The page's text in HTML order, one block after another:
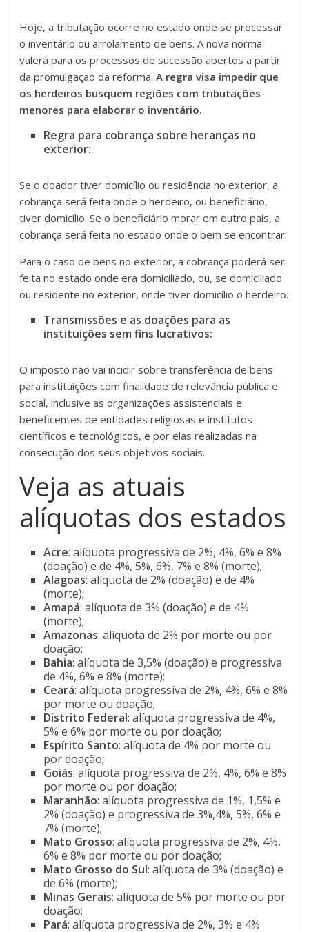
Hoje, a tributação ocorre no estado onde se processar
o inventário ou arrolamento de bens. A nova norma
valerá para os processos de sucessão abertos a partir
da promulgação da reforma.A regra visa impedir que
os herdeiros busquem regiões com tributações
menores para elaborar o inventário.
Regra para cobrança sobre heranças no
exterior:
Se o doador tiver domicílio ou residência no exterior, a
cobrança será feita onde o herdeiro, ou beneficiário,
tiver domicílio. Se o beneficiário morar em outro país, a
cobrança será feita no estado onde o bem se encontrar.
Para o caso de bens no exterior, a cobrança poderá ser
feita no estado onde era domiciliado, ou, se domiciliado
ou residente no exterior, onde tiver domicílio o herdeiro.
Transmissões e as doações para as
instituições sem fins lucrativos:
O imposto não vai incidir sobre transferência de bens
para instituições com finalidade de relevância pública e
social, inclusive as organizações assistenciais e
beneficentes de entidades religiosas e institutos
científicos e tecnológicos, e por elas realizadas na
consecução dos seus objetivos sociais.
Veja as atuais
alíquotas dos estados
Acre: alíquota progressiva de 2%, 4%, 6% e 8%
(doação) e de 4%, 5%, 6%, 7% e 8% (morte);
Alagoas: alíquota de 2% (doação) e de 4%
(morte);
Amapá: alíquota de 3% (doação) e de 4%
(morte);
Amazonas: alíquota de 2% por morte ou por
doação;
Bahia: alíquota de 3,5% (doação) e progressiva
de 4%, 6% e 8% (morte);
Ceará: alíquota progressiva de 2%, 4%, 6% e 8%
por morte ou doação;
Distrito Federal: alíquota progressiva de 4%,
5% e 6% por morte ou por doação;
Espírito Santo: alíquota de 4% por morte ou
por doação;
Goiás: alíquota progressiva de 2%, 4%, 6% e 8%
por morte ou por doação;
Maranhão: alíquota progressiva de 1%, 1,5% e
2% (doação) e progressiva de 3%,4%, 5%, 6% e
7% (morte);
Mato Grosso: alíquota progressiva de 2%, 4%,
6% e 8% por morte ou por doação;
Mato Grosso do Sul: alíquota de 3% (doação) e
de 6% (morte);
Minas Gerais: alíquota de 5% por morte ou por
doação;
Pará: alíquota progressiva de 2%, 3% e 4%